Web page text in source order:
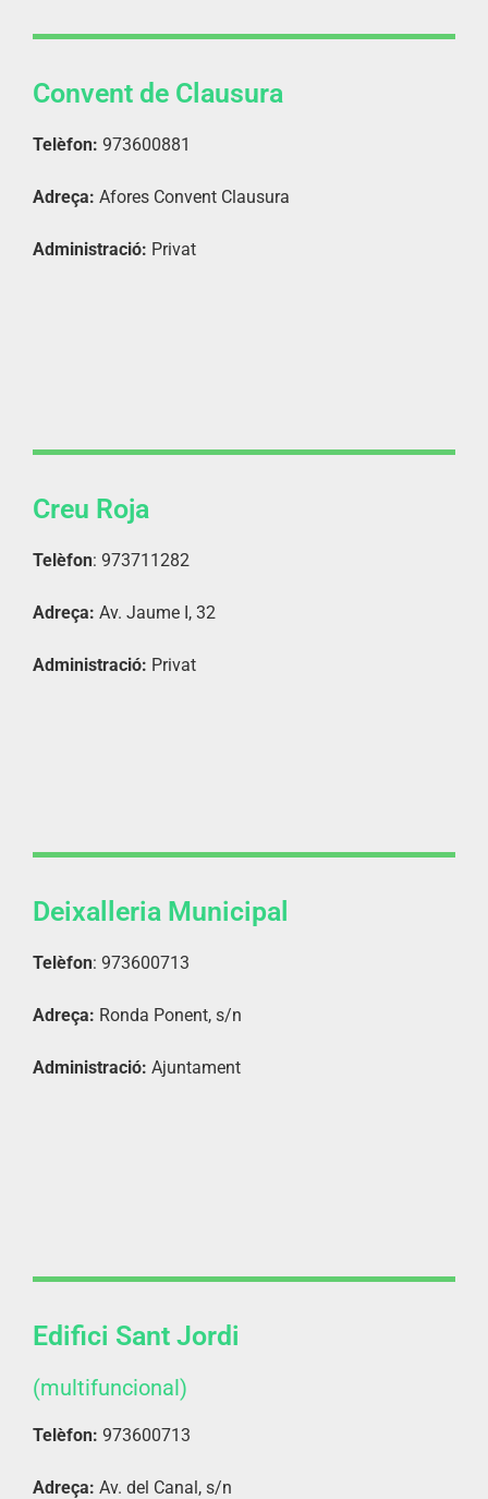
Convent de Clausura
Telèfon: 973600881
Adreça: Afores Convent Clausura
Administració: Privat
Creu Roja
Telèfon: 973711282
Adreça: Av. Jaume I, 32
Administració: Privat
Deixalleria Municipal
Telèfon: 973600713
Adreça: Ronda Ponent, s/n
Administració: Ajuntament
Edifici Sant Jordi
(multifuncional)
Telèfon: 973600713
Adreça: Av. del Canal, s/n